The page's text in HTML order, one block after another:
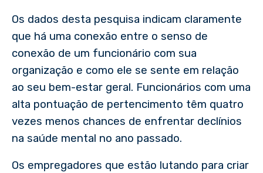
Os dados desta pesquisa indicam claramente
que há uma conexão entre o senso de
conexão de um funcionário com sua
organização e como ele se sente em relação
ao seu bem-estar geral. Funcionários com uma
alta pontuação de pertencimento têm quatro
vezes menos chances de enfrentar declínios
na saúde mental no ano passado.
Os empregadores que estão lutando para criar